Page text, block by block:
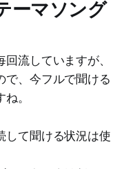
ーマソング
流していますが、
で、今フルで聞ける
。
して聞ける状況は使